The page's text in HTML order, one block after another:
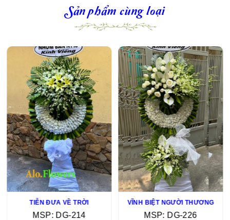
Sản phẩm cùng loại
TIỄN ĐƯA VỀ TRỜI
MSP: DG-214
VĨNH BIỆT NGƯỜI THƯƠNG
MSP: DG-226